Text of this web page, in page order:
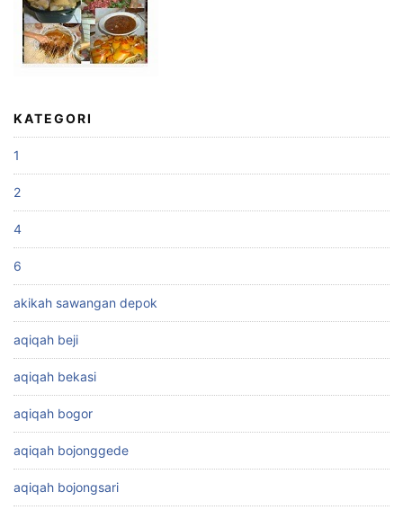
KATEGORI
1
2
4
6
akikah sawangan depok
aqiqah beji
aqiqah bekasi
aqiqah bogor
aqiqah bojonggede
aqiqah bojongsari